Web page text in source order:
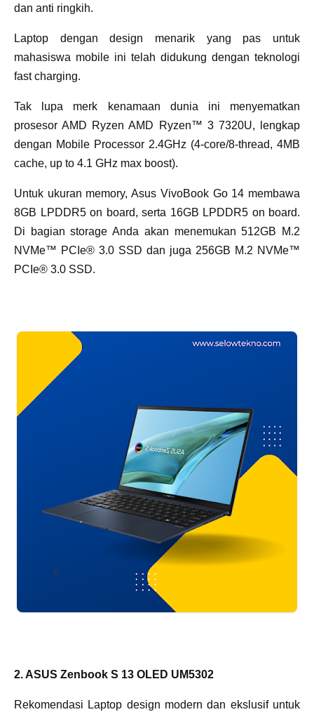
dan anti ringkih.
Laptop dengan design menarik yang pas untuk
mahasiswa mobile ini telah didukung dengan teknologi
fast charging.
Tak lupa merk kenamaan dunia ini menyematkan
prosesor AMD Ryzen AMD Ryzen™ 3 7320U, lengkap
dengan Mobile Processor 2.4GHz (4-core/8-thread, 4MB
cache, up to 4.1 GHz max boost).
Untuk ukuran memory, Asus VivoBook Go 14 membawa
8GB LPDDR5 on board, serta 16GB LPDDR5 on board.
Di bagian storage Anda akan menemukan 512GB M.2
NVMe™ PCIe® 3.0 SSD dan juga 256GB M.2 NVMe™
PCIe® 3.0 SSD.
2. ASUS Zenbook S 13 OLED UM5302
Rekomendasi Laptop design modern dan ekslusif untuk